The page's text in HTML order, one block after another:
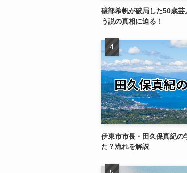
礒部希帆が破局した50歳芸
う説の真相に迫る！
伊東市市長・田久保真紀の
た？流れを解説